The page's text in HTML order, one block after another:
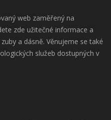
web zaměřený na
zde užitečné informace a
a dásně. Věnujeme se také
služeb dostupných v